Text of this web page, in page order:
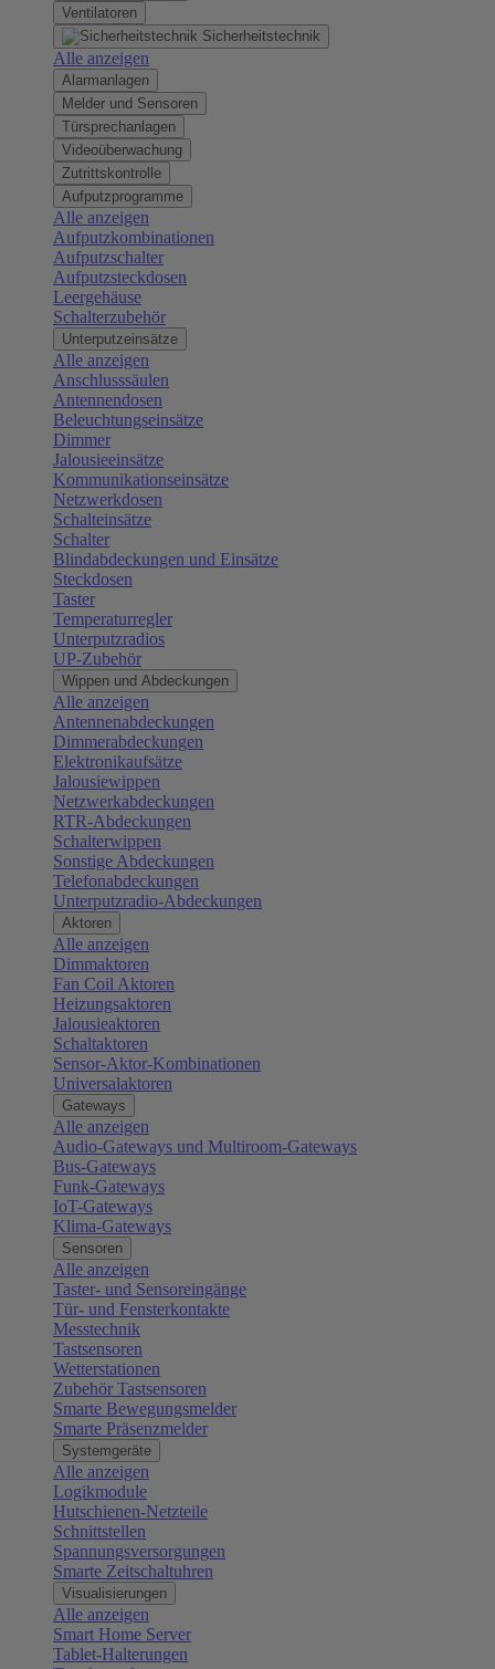
Ventilatoren
Sicherheitstechnik
Alle anzeigen
Alarmanlagen
Melder und Sensoren
Türsprechanlagen
Videoüberwachung
Zutrittskontrolle
Aufputzprogramme
Alle anzeigen
Aufputzkombinationen
Aufputzschalter
Aufputzsteckdosen
Leergehäuse
Schalterzubehör
Unterputzeinsätze
Alle anzeigen
Anschlusssäulen
Antennendosen
Beleuchtungseinsätze
Dimmer
Jalousieeinsätze
Kommunikationseinsätze
Netzwerkdosen
Schalteinsätze
Schalter
Blindabdeckungen und Einsätze
Steckdosen
Taster
Temperaturregler
Unterputzradios
UP-Zubehör
Wippen und Abdeckungen
Alle anzeigen
Antennenabdeckungen
Dimmerabdeckungen
Elektronikaufsätze
Jalousiewippen
Netzwerkabdeckungen
RTR-Abdeckungen
Schalterwippen
Sonstige Abdeckungen
Telefonabdeckungen
Unterputzradio-Abdeckungen
Aktoren
Alle anzeigen
Dimmaktoren
Fan Coil Aktoren
Heizungsaktoren
Jalousieaktoren
Schaltaktoren
Sensor-Aktor-Kombinationen
Universalaktoren
Gateways
Alle anzeigen
Audio-Gateways und Multiroom-Gateways
Bus-Gateways
Funk-Gateways
IoT-Gateways
Klima-Gateways
Sensoren
Alle anzeigen
Taster- und Sensoreingänge
Tür- und Fensterkontakte
Messtechnik
Tastsensoren
Wetterstationen
Zubehör Tastsensoren
Smarte Bewegungsmelder
Smarte Präsenzmelder
Systemgeräte
Alle anzeigen
Logikmodule
Hutschienen-Netzteile
Schnittstellen
Spannungsversorgungen
Smarte Zeitschaltuhren
Visualisierungen
Alle anzeigen
Smart Home Server
Tablet-Halterungen